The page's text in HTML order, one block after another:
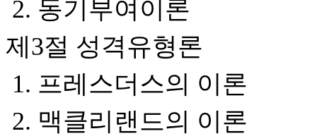
2. 동기부여이론
제3절 성격유형론
1. 프레스더스의 이론
2. 맥클리랜드의 이론